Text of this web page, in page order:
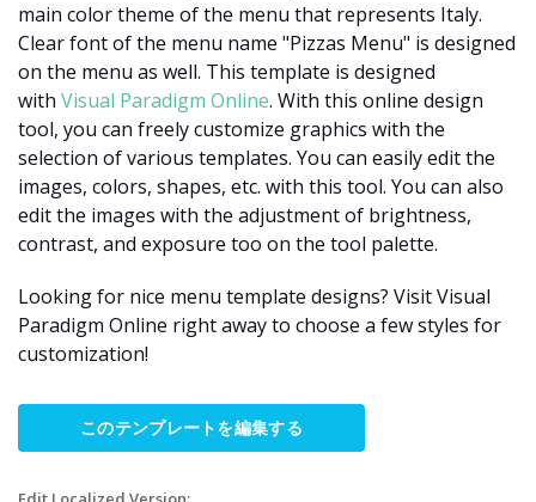
main color theme of the menu that represents Italy.
Clear font of the menu name "Pizzas Menu" is designed
on the menu as well. This template is designed
with Visual Paradigm Online. With this online design
tool, you can freely customize graphics with the
selection of various templates. You can easily edit the
images, colors, shapes, etc. with this tool. You can also
edit the images with the adjustment of brightness,
contrast, and exposure too on the tool palette.
Looking for nice menu template designs? Visit Visual
Paradigm Online right away to choose a few styles for
customization!
このテンプレートを編集する